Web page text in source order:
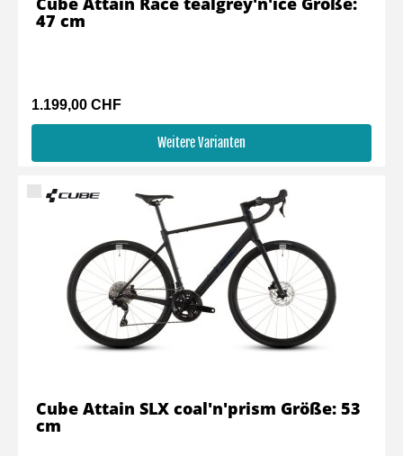
1.199,00 CHF
Weitere Varianten
47 cm
Cube Attain SLX coal'n'prism Größe: 53
cm